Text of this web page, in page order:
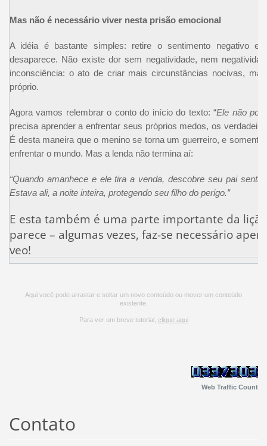
Mas não é necessário viver nesta prisão emocional
A idéia é bastante simples: retire o sentimento negativo e
desaparece. Não existe dor sem negatividade, nem
inconsciência: o ato de criar mais circunstâncias nocivas,
próprio.
Agora vamos relembrar o conto do início do texto: “Ele não
precisa aprender a enfrentar seus próprios medos, os
É desta maneira que o menino se torna um guerreiro, e
enfrentar o mundo. Mas a lenda não termina aí:
“Quando amanhece e ele tira a venda, descobre seu pai
Estava ali, a noite inteira, protegendo seu filho do perigo.”
E esta também é uma parte importante da
parece – algumas vezes, faz-se necessário
veo!
Aqui você pode arrastar e soltar um novo conteúdo ou mover um conteúdo
existente.
Para ver um breve tutorial, clique aqui
Web Traffic Count
Contato